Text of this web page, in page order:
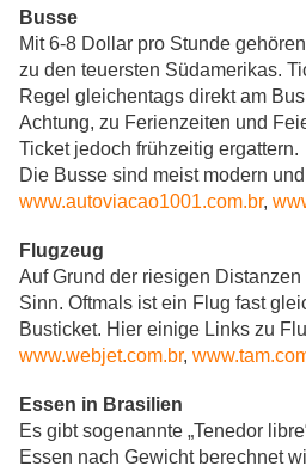
Busse
Mit 6-8 Dollar pro Stunde
zu den teuersten Südamerikas.
Regel gleichentags direkt am
Achtung, zu Ferienzeiten und
Ticket jedoch frühzeitig ergattern.
Die Busse sind meist modern
www.autoviacao1001.com.br,
Flugzeug
Auf Grund der riesigen
Sinn. Oftmals ist ein Flug fast
Busticket. Hier einige Links zu
www.webjet.com.br,
Essen in Brasilien
Es gibt sogenannte „Tenedor
Essen nach Gewicht berechnet